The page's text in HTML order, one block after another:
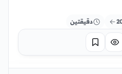
دقيقتين
تركيز حفظ